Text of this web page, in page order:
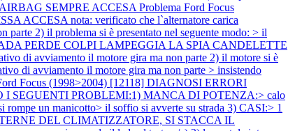
SEMPRE ACCESA Problema Ford Focus
ACCESA nota: verificato che l`alternatore carica
2) il problema si è presentato nel seguente modo: > il
PERDE COLPI LAMPEGGIA LA SPIA CANDELETTE
di avviamento il motore gira ma non parte 2) il motore si è
di avviamento il motore gira ma non parte > insistendo
Focus (1998>2004) [12118] DIAGNOSI ERRORI
I SEGUENTI PROBLEMI:1) MANCA DI POTENZA:> calo
un manicotto> il soffio si avverte su strada 3) CASI:> 1
DEL CLIMATIZZATORE, SI STACCA IL